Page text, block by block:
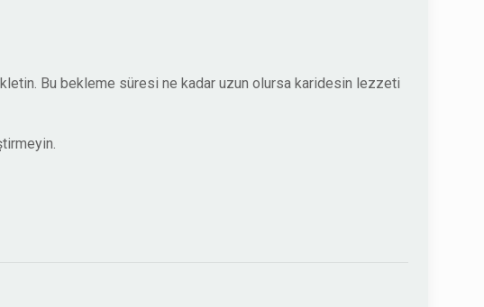
Bu bekleme süresi ne kadar uzun olursa karidesin lezzeti